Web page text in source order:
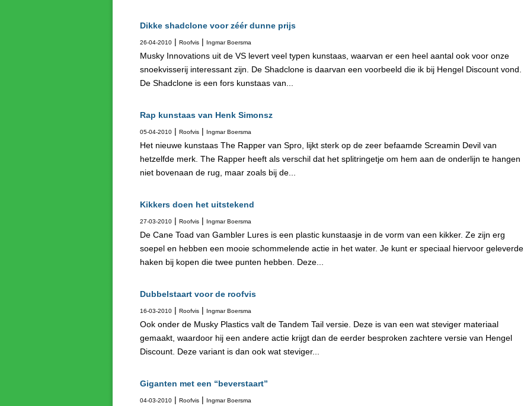
Dikke shadclone voor zéér dunne prijs
26-04-2010 | Roofvis | Ingmar Boersma
Musky Innovations uit de VS levert veel typen kunstaas, waarvan er een heel aantal ook voor onze
snoekvisserij interessant zijn. De Shadclone is daarvan een voorbeeld die ik bij Hengel Discount vond.
De Shadclone is een fors kunstaas van...
Rap kunstaas van Henk Simonsz
05-04-2010 | Roofvis | Ingmar Boersma
Het nieuwe kunstaas The Rapper van Spro, lijkt sterk op de zeer befaamde Screamin Devil van
hetzelfde merk. The Rapper heeft als verschil dat het splitringetje om hem aan de onderlijn te hangen
niet bovenaan de rug, maar zoals bij de...
Kikkers doen het uitstekend
27-03-2010 | Roofvis | Ingmar Boersma
De Cane Toad van Gambler Lures is een plastic kunstaasje in de vorm van een kikker. Ze zijn erg
soepel en hebben een mooie schommelende actie in het water. Je kunt er speciaal hiervoor geleverde
haken bij kopen die twee punten hebben. Deze...
Dubbelstaart voor de roofvis
16-03-2010 | Roofvis | Ingmar Boersma
Ook onder de Musky Plastics valt de Tandem Tail versie. Deze is van een wat steviger materiaal
gemaakt, waardoor hij een andere actie krijgt dan de eerder besproken zachtere versie van Hengel
Discount. Deze variant is dan ook wat steviger...
Giganten met een “beverstaart”
04-03-2010 | Roofvis | Ingmar Boersma